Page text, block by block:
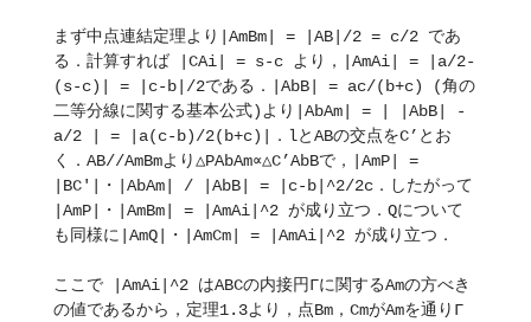
まず中点連結定理より|AmBm| = |AB|/2 = c/2 であ
る．計算すれば |CAi| = s-c より，|AmAi| = |a/2-
(s-c)| = |c-b|/2である．|AbB| = ac/(b+c) (角の
二等分線に関する基本公式)より|AbAm| = | |AbB| -
a/2 | = |a(c-b)/2(b+c)|．lとABの交点をC’とお
く．AB//AmBmより△PAbAm∝△C’AbBで，|AmP| =
|BC'|・|AbAm| / |AbB| = |c-b|^2/2c．したがって
|AmP|・|AmBm| = |AmAi|^2 が成り立つ．Qについて
も同様に|AmQ|・|AmCm| = |AmAi|^2 が成り立つ．
ここで |AmAi|^2 はABCの内接円Γに関するAmの方べき
の値であるから，定理1.3より，点Bm，CmがAmを通りΓ